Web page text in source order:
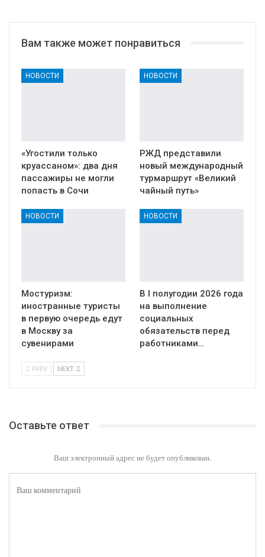
Вам также может понравиться
НОВОСТИ
«Угостили только
круассаном»: два дня
пассажиры не могли
попасть в Сочи
НОВОСТИ
РЖД представили
новый международный
турмаршрут «Великий
чайный путь»
НОВОСТИ
Мостуризм:
иностранные туристы
в первую очередь едут
в Москву за
сувенирами
НОВОСТИ
В I полугодии 2026 года
на выполнение
социальных
обязательств перед
работниками…
PREV NEXT
Оставьте ответ
Ваш электронный адрес не будет опубликован.